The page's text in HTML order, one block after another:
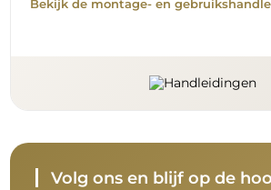
Bekijk de montage- en
Volg ons en blijf op de